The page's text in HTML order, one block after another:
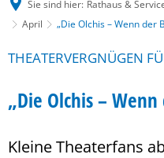
Sie sind hier: Rathaus &
April
„Die Olchis – Wenn der
THEATERVERGNÜGEN
„Die Olchis –
Kleine Theaterfans